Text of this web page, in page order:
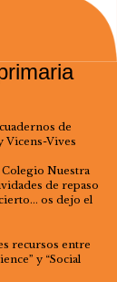
de
Vicens-Vives
Nuestra
de repaso
os dejo el
recursos entre
y “Social